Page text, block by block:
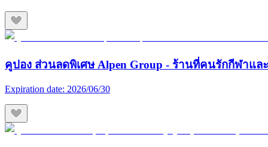
คูปอง ส่วนลดพิเศษ Alpen Group - ร้านที่คนรักกีฬาแล
Expiration date: 2026/06/30